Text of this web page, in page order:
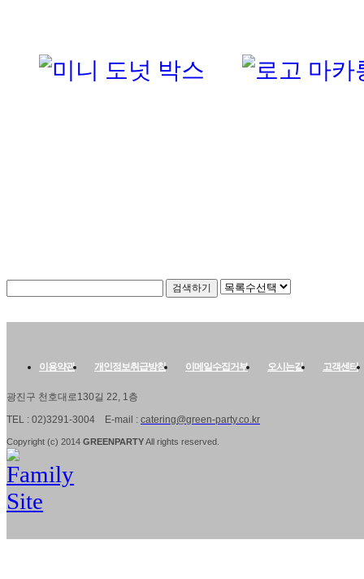
이용약관 개인정보취급방침 이메일수집거부 오시는길 고객센터
광진구 천호대로130길 22, 1층
TEL : 02)3291-3004 E-mail : catering@green-party.co.kr
Copyright (c) 2014 GREENPARTYAll rights reserved.